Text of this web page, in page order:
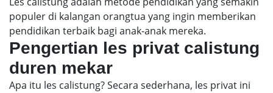
populer di kalangan orangtua yang ingin memberikan
pendidikan terbaik bagi anak-anak mereka.
Pengertian les privat calistung
duren mekar
Apa itu les calistung? Secara sederhana, les privat ini